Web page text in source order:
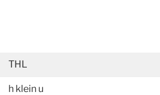
THL
h klein u